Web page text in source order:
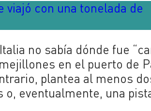
viajó con una tonelada de
no sabía dónde fue
en el puerto de
plantea al menos
eventualmente, una